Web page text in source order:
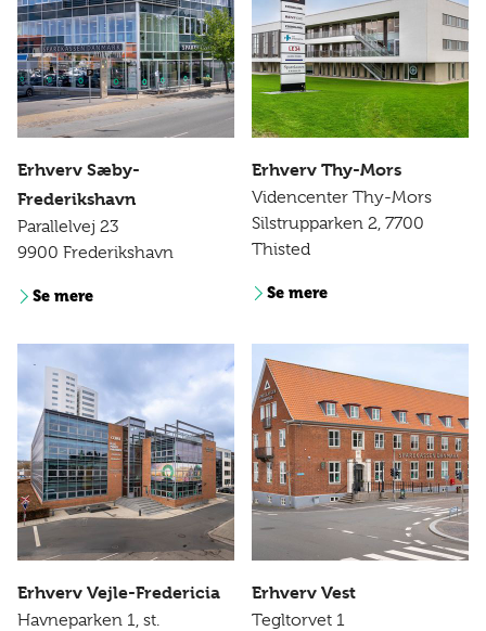
Erhverv Sæby-
Frederikshavn
Parallelvej 23
9900 Frederikshavn
Se mere
Erhverv Thy-Mors
Videncenter Thy-Mors
Silstrupparken 2, 7700
Thisted
Se mere
Erhverv Vejle-Fredericia
Havneparken 1, st.
Erhverv Vest
Tegltorvet 1